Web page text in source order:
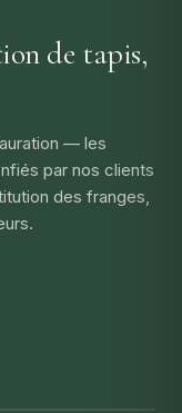
de tapis,
— les
par nos clients
des franges,